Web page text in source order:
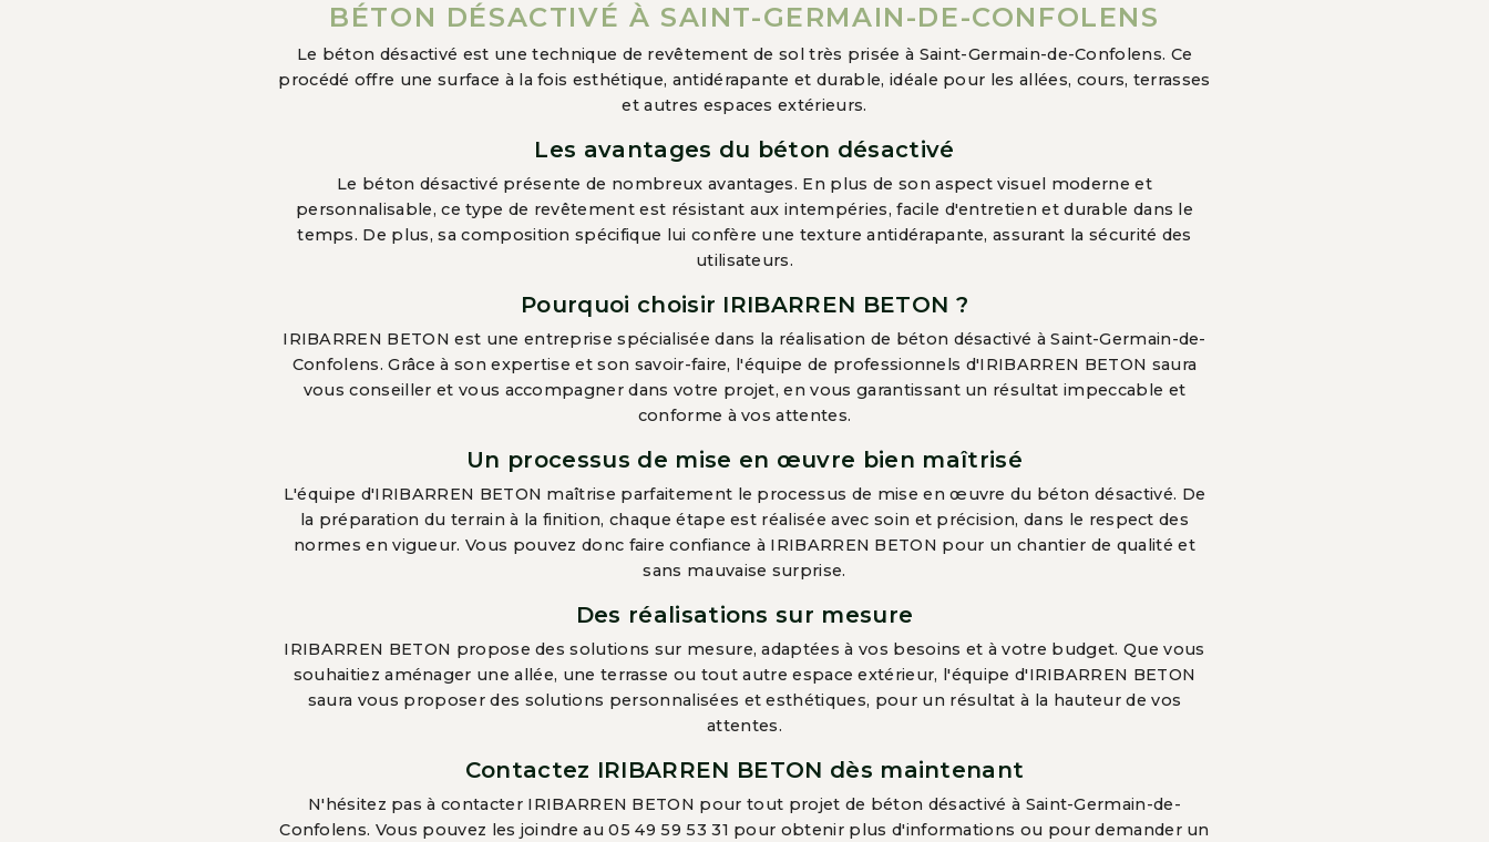
BÉTON DÉSACTIVÉ À SAINT-GERMAIN-DE-CONFOLENS
Le béton désactivé est une technique de revêtement de sol très prisée à Saint-Germain-de-Confolens. Ce
procédé offre une surface à la fois esthétique, antidérapante et durable, idéale pour les allées, cours, terrasses
et autres espaces extérieurs.
Les avantages du béton désactivé
Le béton désactivé présente de nombreux avantages. En plus de son aspect visuel moderne et
personnalisable, ce type de revêtement est résistant aux intempéries, facile d'entretien et durable dans le
temps. De plus, sa composition spécifique lui confère une texture antidérapante, assurant la sécurité des
utilisateurs.
Pourquoi choisir IRIBARREN BETON ?
IRIBARREN BETON est une entreprise spécialisée dans la réalisation de béton désactivé à Saint-Germain-de-
Confolens. Grâce à son expertise et son savoir-faire, l'équipe de professionnels d'IRIBARREN BETON saura
vous conseiller et vous accompagner dans votre projet, en vous garantissant un résultat impeccable et
conforme à vos attentes.
Un processus de mise en œuvre bien maîtrisé
L'équipe d'IRIBARREN BETON maîtrise parfaitement le processus de mise en œuvre du béton désactivé. De
la préparation du terrain à la finition, chaque étape est réalisée avec soin et précision, dans le respect des
normes en vigueur. Vous pouvez donc faire confiance à IRIBARREN BETON pour un chantier de qualité et
sans mauvaise surprise.
Des réalisations sur mesure
IRIBARREN BETON propose des solutions sur mesure, adaptées à vos besoins et à votre budget. Que vous
souhaitiez aménager une allée, une terrasse ou tout autre espace extérieur, l'équipe d'IRIBARREN BETON
saura vous proposer des solutions personnalisées et esthétiques, pour un résultat à la hauteur de vos
attentes.
Contactez IRIBARREN BETON dès maintenant
N'hésitez pas à contacter IRIBARREN BETON pour tout projet de béton désactivé à Saint-Germain-de-
Confolens. Vous pouvez les joindre au 05 49 59 53 31 pour obtenir plus d'informations ou pour demander un